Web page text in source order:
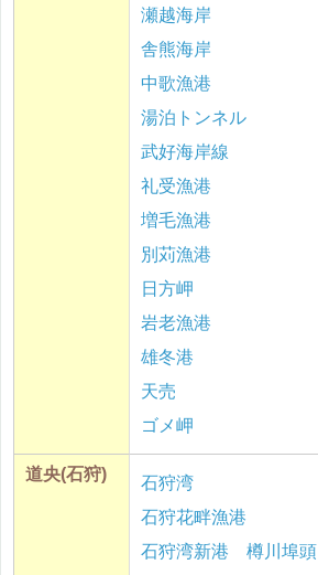
瀬越海岸
舎熊海岸
中歌漁港
湯泊トンネル
武好海岸線
礼受漁港
増毛漁港
別苅漁港
日方岬
岩老漁港
雄冬港
天売
ゴメ岬
道央(石狩)
石狩湾
石狩花畔漁港
石狩湾新港 樽川埠頭